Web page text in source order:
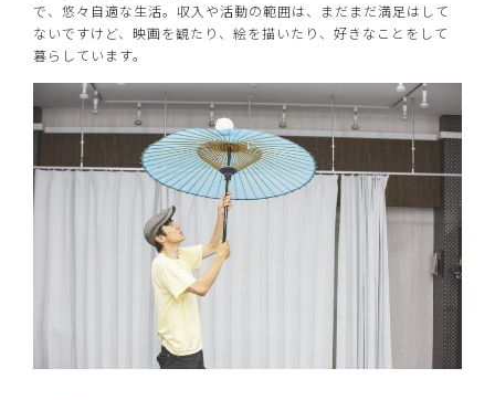
で、悠々自適な生活。収入や活動の範囲は、まだまだ満足はして
ないですけど、映画を観たり、絵を描いたり、好きなことをして
暮らしています。